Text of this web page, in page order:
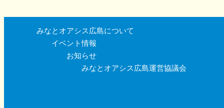
みなとオアシス広島について
イベント情報
お知らせ
みなとオアシス広島運営協議会